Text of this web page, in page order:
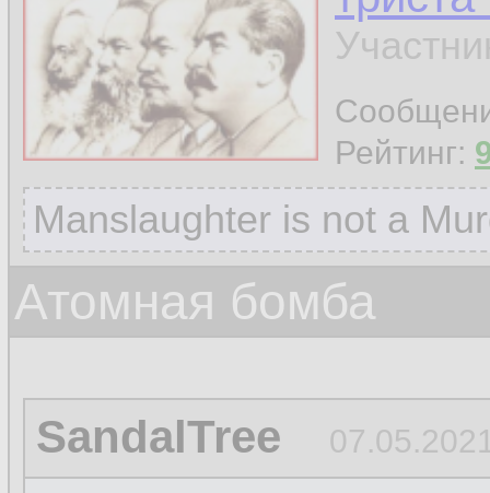
Рейтинг:
Manslaughter is not a
Атомная бомба
SandalTree